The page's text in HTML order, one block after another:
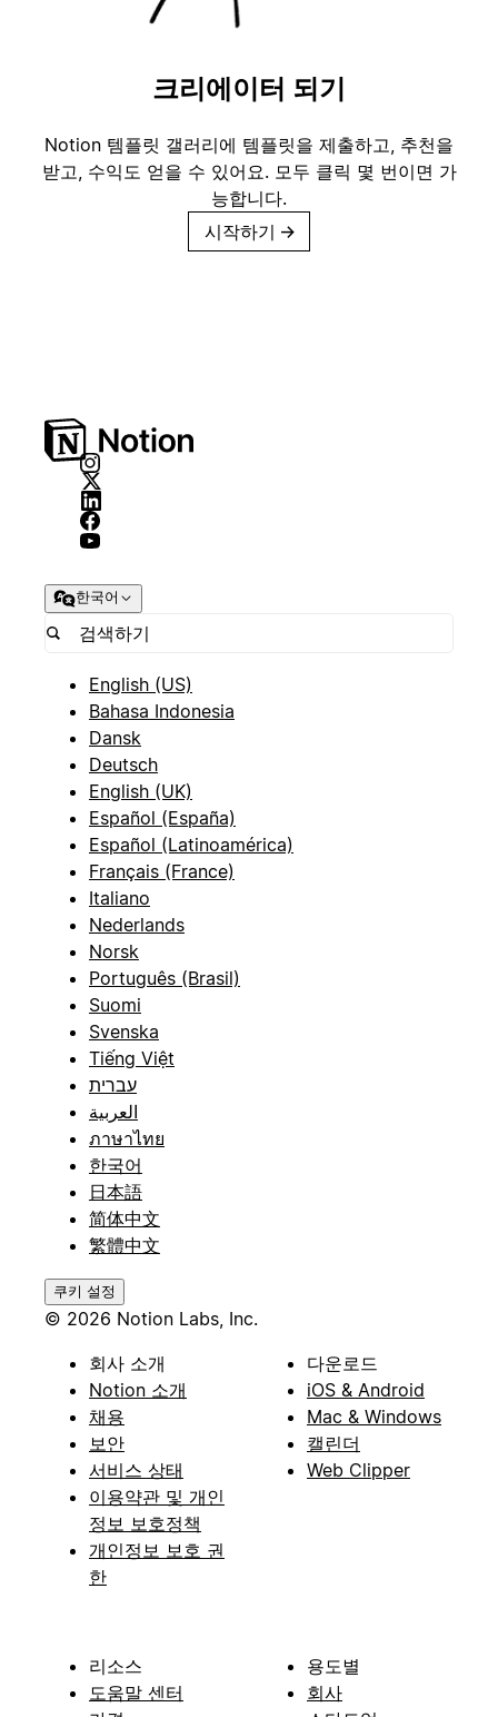
크리에이터 되기
Notion 템플릿 갤러리에 템플릿을 제출하고, 추천을
받고, 수익도 얻을 수 있어요. 모두 클릭 몇 번이면 가
능합니다.
시작하기 →
한국어
English (US)
Bahasa Indonesia
Dansk
Deutsch
English (UK)
Español (España)
Español (Latinoamérica)
Français (France)
Italiano
Nederlands
Norsk
Português (Brasil)
Suomi
Svenska
Tiếng Việt
עברית
العربية
ภาษาไทย
한국어
日本語
简体中文
繁體中文
쿠키 설정
© 2026 Notion Labs, Inc.
회사 소개
Notion 소개
채용
보안
서비스 상태
이용약관 및 개인
정보 보호정책
개인정보 보호 권
한
다운로드
iOS & Android
Mac & Windows
캘린더
Web Clipper
리소스
도움말 센터
용도별
회사